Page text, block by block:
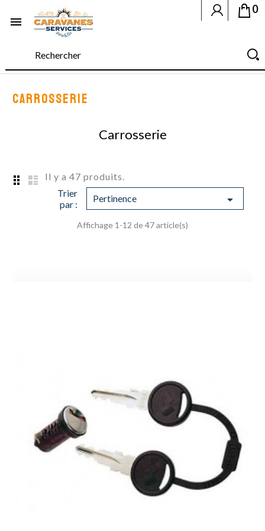

0
CARROSSERIE
Carrosserie
Il y a 47 produits.
Trier
par :
Pertinence 
Affichage 1-12 de 47 article(s)